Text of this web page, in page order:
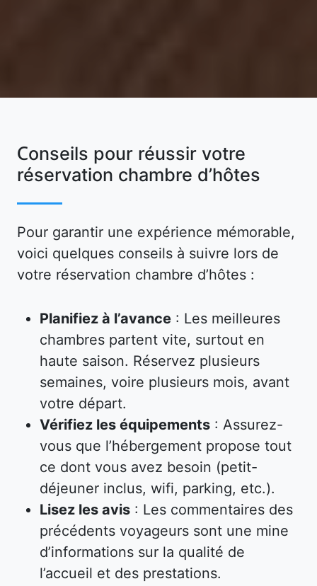
Conseils pour réussir votre
réservation chambre d’hôtes
Pour garantir une expérience mémorable,
voici quelques conseils à suivre lors de
votre réservation chambre d’hôtes :
Planifiez à l’avance : Les meilleures
chambres partent vite, surtout en
haute saison. Réservez plusieurs
semaines, voire plusieurs mois, avant
votre départ.
Vérifiez les équipements : Assurez-
vous que l’hébergement propose tout
ce dont vous avez besoin (petit-
déjeuner inclus, wifi, parking, etc.).
Lisez les avis : Les commentaires des
précédents voyageurs sont une mine
d’informations sur la qualité de
l’accueil et des prestations.